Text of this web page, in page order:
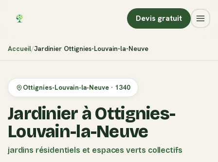
Devis gratuit
Accueil Jardinier Ottignies-Louvain-la-Neuve
Ottignies-Louvain-la-Neuve · 1340
Jardinier à Ottignies-
Louvain-la-Neuve
jardins résidentiels et espaces verts collectifs